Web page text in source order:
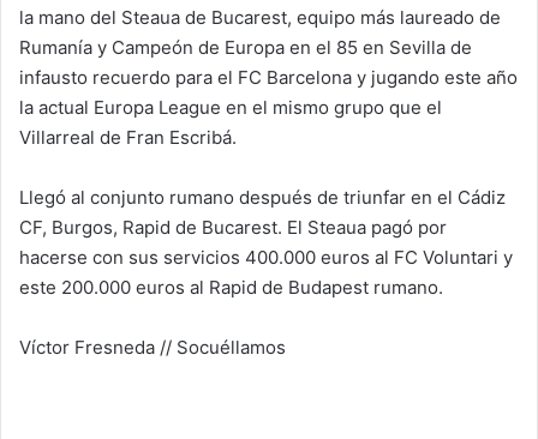
la mano del Steaua de Bucarest, equipo más laureado de
Rumanía y Campeón de Europa en el 85 en Sevilla de
infausto recuerdo para el FC Barcelona y jugando este año
la actual Europa League en el mismo grupo que el
Villarreal de Fran Escribá.
Llegó al conjunto rumano después de triunfar en el Cádiz
CF, Burgos, Rapid de Bucarest. El Steaua pagó por
hacerse con sus servicios 400.000 euros al FC Voluntari y
este 200.000 euros al Rapid de Budapest rumano.
Víctor Fresneda // Socuéllamos